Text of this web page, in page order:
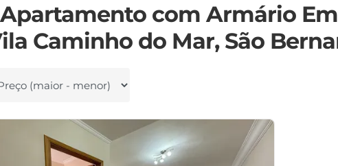
Apartamento com Armário
Caminho do Mar, São
por